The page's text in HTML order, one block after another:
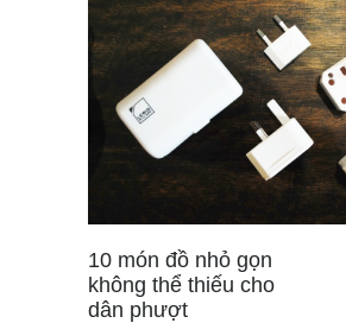
10 món đồ nhỏ gọn
không thể thiếu cho
dân phượt